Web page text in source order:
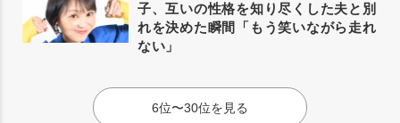
子、互いの性格を知り尽くした夫と別
れを決めた瞬間「もう笑いながら走れ
ない」
6位〜30位を見る